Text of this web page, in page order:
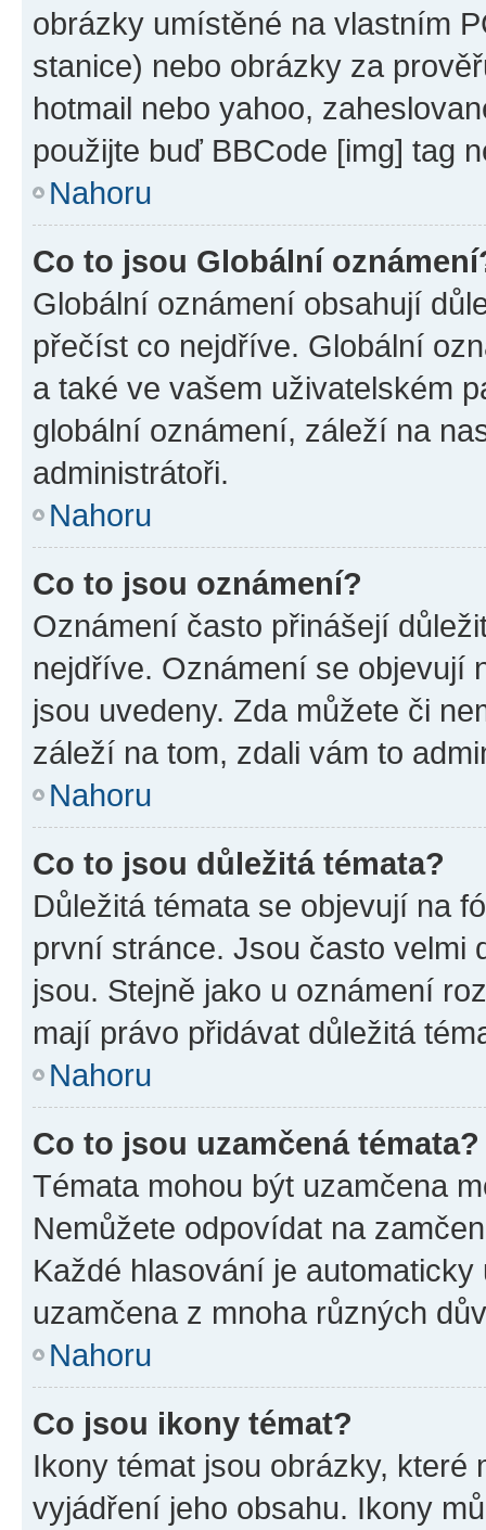
obrázky umístěné na vlastním
stanice) nebo obrázky za
hotmail nebo yahoo,
použijte buď BBCode [img] tag
Nahoru
Co to jsou Globální
Globální oznámení obsahují
přečíst co nejdříve. Globální
a také ve vašem uživatelském
globální oznámení, záleží na
administrátoři.
Nahoru
Co to jsou oznámení?
Oznámení často přinášejí
nejdříve. Oznámení se objevují
jsou uvedeny. Zda můžete či
záleží na tom, zdali vám to
Nahoru
Co to jsou důležitá témata?
Důležitá témata se objevují na
první stránce. Jsou často velmi
jsou. Stejně jako u oznámení
mají právo přidávat důležitá
Nahoru
Co to jsou uzamčená témata?
Témata mohou být uzamčena
Nemůžete odpovídat na
Každé hlasování je
uzamčena z mnoha různých
Nahoru
Co jsou ikony témat?
Ikony témat jsou obrázky,
vyjádření jeho obsahu. Ikony